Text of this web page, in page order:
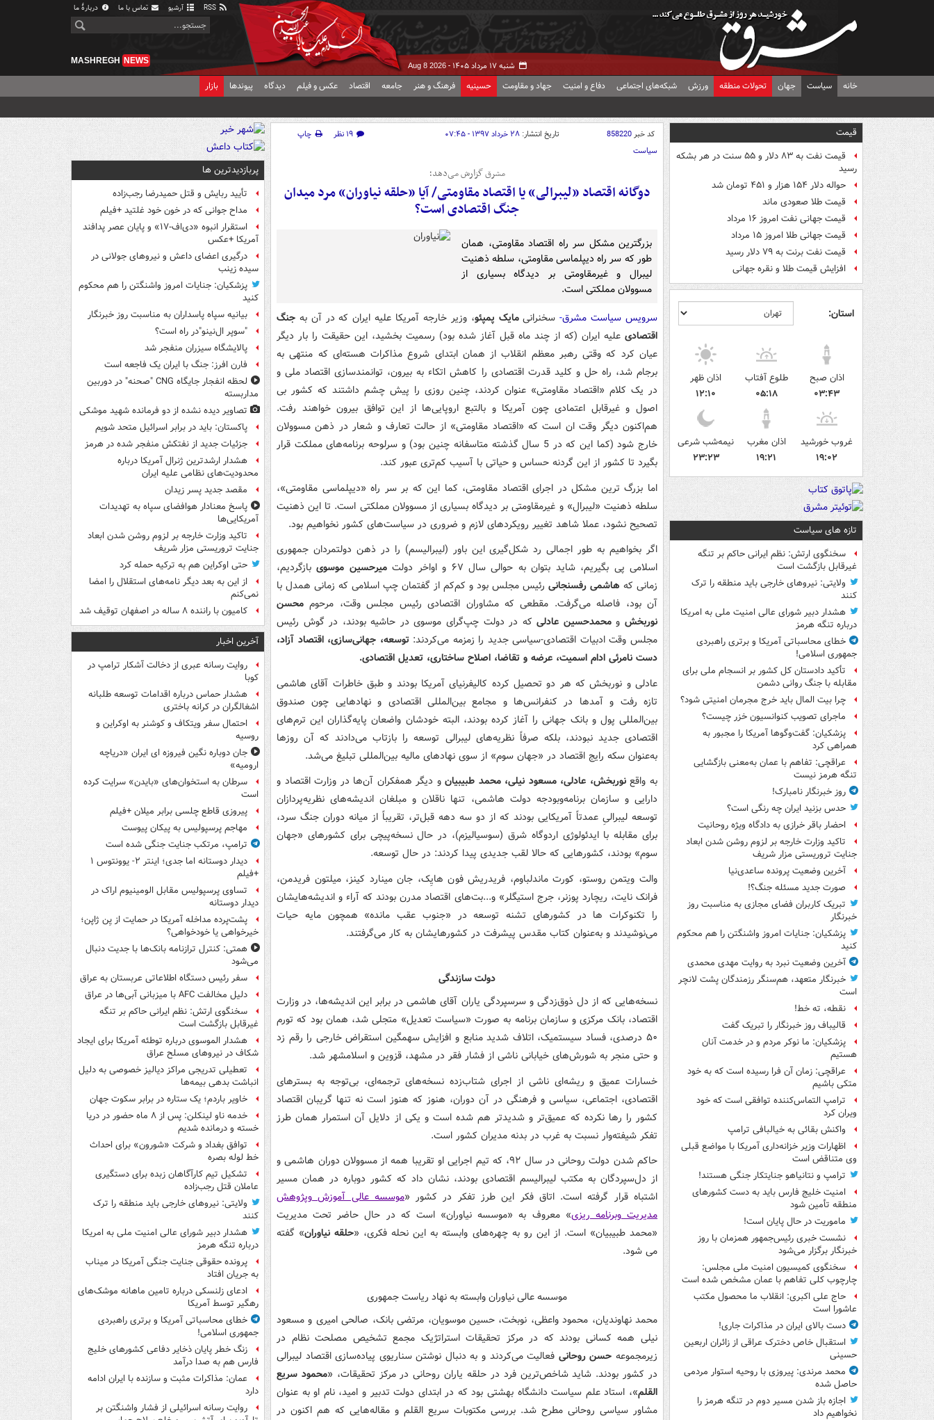
آرشیو تماس با ما دربارهٔ ما
شنبه ۱۷ مرداد ۱۴۰۵ - Aug 8 2026
MASHREGH NEWS
خانه سیاست جهان تحولات منطقه ورزش شبکه‌های اجتماعی دفاع و امنیت جهاد و مقاومت حسینیه فرهنگ و هنر جامعه اقتصاد عکس و فیلم دیدگاه پیوندها بازار
قیمت
قیمت نفت به ۸۳ دلار و ۵۵ سنت در هر بشکه
رسید
حواله دلار ۱۵۴ هزار و ۴۵۱ تومان شد
قیمت طلا صعودی ماند
قیمت جهانی نفت امروز ۱۶ مرداد
قیمت جهانی طلا امروز ۱۵ مرداد
قیمت نفت برنت به ۷۹ دلار رسید
افزایش قیمت طلا و نقره جهانی
استان:
اذان صبح
۰۳:۴۳
طلوع آفتاب
۰۵:۱۸
اذان ظهر
۱۲:۱۰
غروب خورشید
۱۹:۰۲
اذان مغرب
۱۹:۲۱
نیمه‌شب شرعی
۲۳:۲۳
تازه های سیاست
سخنگوی ارتش: نظم ایرانی حاکم بر تنگه
غیرقابل بازگشت است
ولایتی: نیروهای خارجی باید منطقه را ترک
کنند
هشدار دبیر شورای عالی امنیت ملی به امریکا
درباره تنگه هرمز
خطای محاسباتی آمریکا و برتری راهبردی
جمهوری اسلامی!
تأکید دادستان کل کشور بر انسجام ملی برای
مقابله با جنگ روانی دشمن
چرا بیت المال باید خرج مجرمان امنیتی شود؟
ماجرای تصویب کنوانسیون خزر چیست؟
پزشکیان: گفت‌وگوها آمریکا را مجبور به
همراهی کرد
عراقچی: تفاهم با عمان به‌معنی بازگشایی
تنگه هرمز نیست
روز خبرنگار نامبارک!
حدس بزنید ایران چه رنگی است؟
احضار باقر خرازی به دادگاه ویژه روحانیت
تاکید وزارت خارجه بر لزوم روشن شدن ابعاد
جنایت تروریستی مزار شریف
آخرین وضعیت پرونده ساعدی‌نیا
صورت جدید مسئله جنگ؟!
تبریک کاربران فضای مجازی به مناسبت روز
خبرنگار
پزشکیان: جنایات امروز واشنگتن را هم محکوم
کنید
آخرین وضعیت نبرد به روایت مهدی محمدی
خبرنگار متعهد، هم‌سنگر رزمندگان پشت لانچر
است
نقطه، ته خط!
قالیباف روز خبرنگار را تبریک گفت
پزشکیان: ما نوکر مردم و در خدمت آنان
هستیم
عراقچی: زمان آن فرا رسیده است که به خود
متکی باشیم
ترامپ التماس‌کننده توافقی است که خود
ویران کرد
واکنش بقائی به خیالبافی ترامپ
اظهارات وزیر خزانه‌داری آمریکا با مواضع قبلی
وی متناقض است
ترامپ و نتانیاهو جنایتکار جنگی هستند!
امنیت خلیج فارس باید به دست کشورهای
منطقه تأمین شود
ماموریت در حال پایان است!
نشست خبری رئیس‌جمهور همزمان با روز
خبرنگار برگزار می‌شود
سخنگوی کمیسیون امنیت ملی مجلس:
چارچوب کلی تفاهم با عمان مشخص شده است
حاج علی اکبری: انقلاب ما محصول مکتب
عاشورا است
دست بالای ایران در مذاکرات جاری!
استقبال خاص دخترک عراقی از زائران اربعین
حسینی
محمد مرندی: پیروزی با روحیه استوار مردمی
حاصل شده
اجازه باز شدن مسیر دوم در تنگه هرمز را
نخواهیم داد
کد خبر858220 تاریخ انتشار: ۲۸ خرداد ۱۳۹۷ - ۰۷:۴۵ ۱۹ نظر
چاپ
سیاست
مشرق گزارش می‌دهد؛
دوگانه اقتصاد «لیبرالی» یا اقتصاد مقاومتی/ آیا «حلقه نیاوران» مرد میدان
جنگ اقتصادی است؟
بزرگترین مشکل سر راه اقتصاد مقاومتی، همان
طور که سر راه دیپلماسی مقاومتی، سلطه ذهنیت
لیبرال و غیرمقاومتی بر دیدگاه بسیاری از
مسوولان مملکتی است.
سرویس سیاست مشرق-سخنرانیمایک پمپئو، وزیر خارجه آمریکا علیه ایران که در آن به جنگ
اقتصادی علیه ایران (که از چند ماه قبل آغاز شده بود) رسمیت بخشید، این حقیقت را بار دیگر
عیان کرد که وقتی رهبر معظم انقلاب از همان ابتدای شروع مذاکرات هسته‌ای که منتهی به
برجام شد، راه حل و کلید قدرت اقتصادی را کاهش اتکاء به بیرون، توانمندسازی اقتصاد ملی و
در یک کلام «اقتصاد مقاومتی» عنوان کردند، چنین روزی را پیش چشم داشتند که کشور بی
اصول و غیرقابل اعتمادی چون آمریکا و بالتبع اروپایی‌ها از این توافق بیرون خواهند رفت.
هم‌اکنون دیگر وقت ان است که «اقتصاد مقاومتی» از حالت تعارف و شعار در ذهن مسوولان
خارج شود (کما این که در 5 سال گذشته متاسفانه چنین بود) و سرلوحه برنامه‌های مملکت قرار
بگیرد تا کشور از این گردنه حساس و حیاتی با آسیب کم‌تری عبور کند.
اما بزرگ ترین مشکل در اجرای اقتصاد مقاومتی، کما این که بر سر راه «دیپلماسی مقاومتی»،
سلطه ذهنیت «لیبرال» و غیرمقاومتی بر دیدگاه بسیاری از مسوولان مملکتی است. تا این ذهنیت
تصحیح نشود، عملا شاهد تغییر رویکردهای لازم و ضروری در سیاست‌های کشور نخواهیم بود.
اگر بخواهیم به طور اجمالی رد شکل‌گیری این باور (لیبرالیسم) را در ذهن دولتمردان جمهوری
اسلامی پی بگیریم، شاید بتوان به حوالی سال ۶۷ و اواخر دولت
میرحسین موسوی بازگردیم،
زمانی که هاشمی رفسنجانی رئیس مجلس بود و کم‌کم از گفتمان چپ اسلامی که زمانی همدل با
آن بود، فاصله می‌گرفت. مقطعی که مشاوران اقتصادی رئیس مجلس وقت، مرحوم محسن
نوربخش ومحمدحسین عادلی که در دولت چپ‌گرای موسوی در حاشیه بودند، در گوش رئیس
مجلس وقت ادبیات اقتصادی-سیاسی جدید را زمزمه می‌کردند:توسعه، جهانی‌سازی، اقتصاد آزاد،
دست نامرئی ادام اسمیت، عرضه و تقاضا، اصلاح ساختاری، تعدیل اقتصادی.
عادلی و نوربخش که هر دو تحصیل کرده کالیفرنیای آمریکا بودند و طبق خاطرات آقای هاشمی
تازه رفت و آمدها در کنفرانس‌ها و مجامع بین‌المللی اقتصادی و نهادهایی چون صندوق
بین‌المللی پول و بانک جهانی را آغاز کرده بودند، البته خودشان واضعان پایه‌گذاران این ترم‌های
اقتصادی جدید نبودند، بلکه صرفاً نظریه‌های لیبرالی توسعه را بازتاب می‌دادند که آن روزها
به‌عنوان سکه رایج اقتصاد در «جهان سوم» از سوی نهادهای مالیه بین‌المللی تبلیغ می‌شد.
به واقعنوربخش، عادلی، مسعود نیلی، محمد طبیبیانو دیگر همفکران آن‌ها در وزارت اقتصاد و
دارایی و سازمان برنامه‌وبودجه دولت هاشمی، تنها ناقلان و مبلغان اندیشه‌های نظریه‌پردازان
توسعه لیبرالیِ عمدتاً آمریکایی بودند که از دو سه دهه قبل‌تر، تقریباً از میانه دوران جنگ سرد،
برای مقابله با ایدئولوژی اردوگاه شرق (سوسیالیزم)، در حال نسخه‌پیچی برای کشورهای «جهان
سوم» بودند، کشورهایی که حالا لقب جدیدی پیدا کردند: در حال توسعه.
والت ویتمن روستو، کورت ماندلباوم، فریدریش فون هایِک، جان مینارد کینز، میلتون فریدمن،
فرانک نایت، ریچارد پوزنر، جرج استیگلر» و...بت‌های اقتصاد مدرن بودند که آراء و اندیشه‌هایشان
را تکنوکرات ها در کشورهای تشنه توسعه در «جنوب عقب مانده» همچون مایه حیات
می‌نوشیدند و به‌عنوان کتاب مقدس پیشرفت در کشورهایشان به کار می‌گرفتند.
دولت سازندگی
نسخه‌هایی که از دل ذوق‌زدگی و سرسپردگی یاران آقای هاشمی در برابر این اندیشه‌ها، در وزارت
اقتصاد، بانک مرکزی و سازمان برنامه به صورت «سیاست تعدیل» متجلی شد، همان بود که تورم
۵۰ درصدی، فساد سیستمیک، اتلاف شدید منابع و افزایش سهمگین استقراض خارجی را رقم زد
و حتی منجر به شورش‌های خیابانی ناشی از فشار فقر در مشهد، قزوین و اسلامشهر شد.
خسارات عمیق و ریشه‌ای ناشی از اجرای شتاب‌زده نسخه‌های ترجمه‌ای، بی‌توجه به بسترهای
اقتصادی، اجتماعی، سیاسی و فرهنگی در آن دوران، هنوز که هنوز است نه تنها گریبان اقتصاد
کشور را رها نکرده که عمیق‌تر و شدیدتر هم شده است و یکی از دلایل آن استمرار همان طرز
تفکر شیفته‌وار نسبت به غرب در بدنه مدیران کشور است.
حاکم شدن دولت روحانی در سال ۹۲، که تیم اجرایی او تقریبا همه از مسوولان دوران هاشمی و
از دل‌سپردگان به مکتب لیبرالیسم اقتصادی بودند، نشان داد که کشور دوباره در همان مسیر
اشتباه قرار گرفته است. اتاق فکر این طرز تفکر در کشور «موسسه عالی آموزش وپژوهش
مدیریت وبرنامه ریزی» معروف به «موسسه نیاوران» است که در حال حاضر تحت مدیریت
«محمد طبیبیان» است. از این رو به چهره‌های وابسته به این نحله فکری، «حلقه نیاوران» گفته
می شود.
موسسه عالی نیاوران وابسته به نهاد ریاست جمهوری
محمد نهاوندیان، محمود واعظی، نوبخت، حسین موسویان، مرتضی بانک، صالحی امیری و مسعود
نیلی همه کسانی بودند که در مرکز تحقیقات استراتژیک مجمع تشخیص مصلحت نظام در
زیرمجموعه حسن روحانی فعالیت می‌کردند و به دنبال نوشتن سناریوی پیاده‌سازی اقتصاد لیبرالی
در کشور بودند. شاید شاخص‌ترین فرد در حلقه یاران روحانی در مرکز تحقیقات، «محمود سریع
القلم»، استاد علم سیاست دانشگاه بهشتی بود که در ابتدای دولت تدبیر و امید، نام او به عنوان
مشاور سیاسی روحانی مطرح شد. بررسی مکتوبات سریع القلم و مقاله‌هایی که هم اکنون در
پربازدیدترین ها
تأیید ربایش و قتل حمیدرضا رجب‌زاده
مداح جوانی که در خون خود غلتید +فیلم
استقرار انبوه «دی‌اف‑۱۷» و پایان عصر پدافند
آمریکا +عکس
درگیری اعضای داعش و نیروهای جولانی در
سیده زینب
پزشکیان: جنایات امروز واشنگتن را هم محکوم
کنید
بیانیه سپاه پاسداران به مناسبت روز خبرنگار
"سوپر ال‌نینو"در راه است؟
پالایشگاه سیزران منفجر شد
فارن افرز: جنگ با ایران یک فاجعه است
لحظه انفجار جایگاه CNG "صحنه" در دوربین
مداربسته
تصاویر دیده‌ نشده از دو فرمانده شهید موشکی
پاکستان: باید در برابر اسرائیل متحد شویم
جزئیات جدید از نفتکش منفجر شده در هرمز
هشدار ارشدترین ژنرال آمریکا درباره
محدودیت‌های نظامی علیه ایران
مقصد جدید پسر زیدان
پاسخ معنادار هوافضای سپاه به تهدیدات
آمریکایی‌ها
تاکید وزارت خارجه بر لزوم روشن شدن ابعاد
جنایت تروریستی مزار شریف
حتی اوکراین هم به ترکیه حمله کرد
از این به بعد دیگر نامه‌های استقلال را امضا
نمی‌کنم
کامیون با راننده ۸ ساله در اصفهان توقیف شد
آخرین اخبار
روایت رسانه عبری از دخالت آشکار ترامپ در
کوبا
هشدار حماس درباره اقدامات توسعه طلبانه
اشغالگران در کرانه باختری
احتمال سفر ویتکاف و کوشنر به اوکراین و
روسیه
جان دوباره نگین فیروزه ای ایران «دریاچه
ارومیه»
سرطان به استخوان‌های «بایدن» سرایت کرده
است
پیروزی قاطع چلسی برابر میلان +فیلم
مهاجم پرسپولیس به پیکان پیوست
ترامپ، مرتکب جنایت جنگی شده است
دیدار دوستانه اما جدی؛ اینتر ۲- یوونتوس ۱
+فیلم
تساوی پرسپولیس مقابل الومینیوم اراک در
دیدار دوستانه
پشت‌پرده مداخله آمریکا در حمایت از یِن ژاپن؛
خیرخواهی یا خودخواهی؟
همتی: کنترل ترازنامه بانک‌ها با جدیت دنبال
می‌شود
سفر رئیس دستگاه اطلاعاتی عربستان به عراق
دلیل مخالفت AFC با میزبانی آبی‌ها در عراق
سخنگوی ارتش: نظم ایرانی حاکم بر تنگه
غیرقابل بازگشت است
هشدار الموسوی درباره توطئه آمریکا برای ایجاد
شکاف در نیروهای مسلح عراق
تعطیلی تدریجی مراکز دیالیز خصوصی به دلیل
انباشت بدهی بیمه‌ها
خاویر باردم؛ یک ستاره در برابر سکوت جهان
خدمه ناو لینکلن: پس از ۸ ماه حضور در دریا
خسته و درمانده‌ شدیم
توافق بغداد و شرکت «شورون» برای احداث
خط لوله بصره
تشکیل تیم کارآگاهان زبده برای دستگیری
عاملان قتل رجب‌زاده
ولایتی: نیروهای خارجی باید منطقه را ترک
کنند
هشدار دبیر شورای عالی امنیت ملی به امریکا
درباره تنگه هرمز
پرونده حقوقی جنایت جنگی آمریکا در میناب
به جریان افتاد
ادعای زلنسکی درباره تامین ماهانه موشک‌های
رهگیر توسط آمریکا
خطای محاسباتی آمریکا و برتری راهبردی
جمهوری اسلامی!
زنگ خطر پایان ذخایر دفاعی کشورهای خلیج
فارس هم به صدا درآمد
عمان: مذاکرات مثبت و سازنده با ایران ادامه
دارد
روایت رسانه اسرائیلی از فشار واشنگتن بر